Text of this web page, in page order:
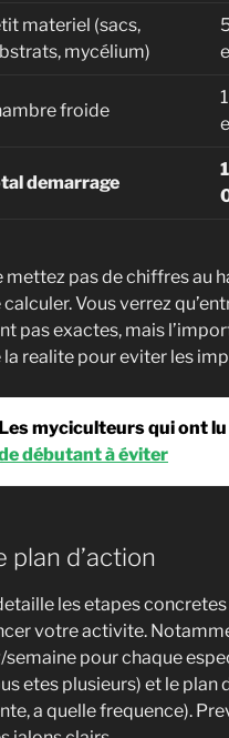
materiel (sacs,
mycélium)
froide
demarrage
mettez pas de chiffres au
calculer. Vous verrez
pas exactes, mais
la realite pour eviter les
Les myciculteurs qui ont
débutant à éviter
plan d’action
les etapes
votre activite.
semaine pour chaque
etes plusieurs) et le
a quelle frequence).